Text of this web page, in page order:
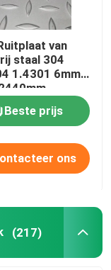
van
staal 304
1.4301 6mm
Beste prijs
ons
(217)